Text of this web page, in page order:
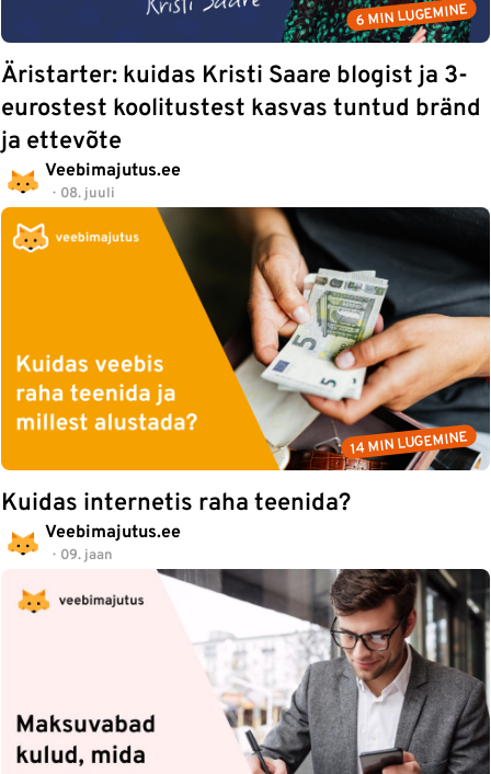
6 MIN LUGEMINE
Äristarter: kuidas Kristi Saare blogist ja 3-
eurostest koolitustest kasvas tuntud bränd
ja ettevõte
Veebimajutus.ee
08. juuli
14 MIN LUGEMINE
Kuidas internetis raha teenida?
Veebimajutus.ee
09. jaan